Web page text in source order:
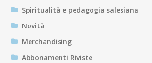
Spiritualità e pedagogia salesiana
Novità
Merchandising
Abbonamenti Riviste